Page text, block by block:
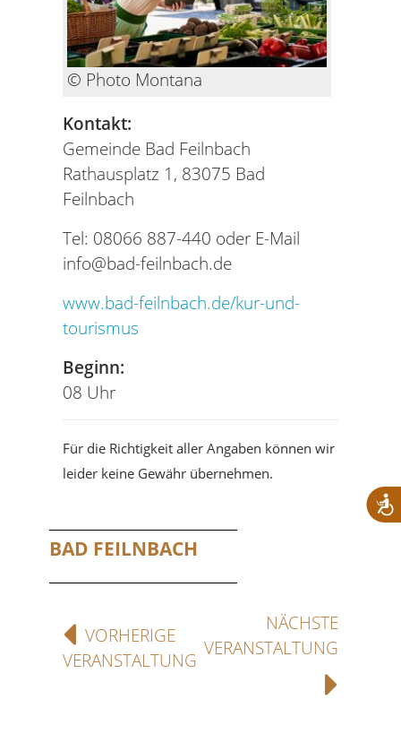
© Photo Montana
Kontakt:
Gemeinde Bad Feilnbach
Rathausplatz 1, 83075 Bad
Feilnbach
Tel: 08066 887-440 oder E-Mail
info@bad-feilnbach.de
www.bad-feilnbach.de/kur-und-
tourismus
Beginn:
08 Uhr
Für die Richtigkeit aller Angaben können wir
leider keine Gewähr übernehmen.
BAD FEILNBACH
VORHERIGE
VERANSTALTUNG
NÄCHSTE
VERANSTALTUNG